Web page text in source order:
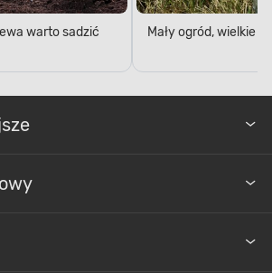
warto sadzić
Mały ogród, wielkie